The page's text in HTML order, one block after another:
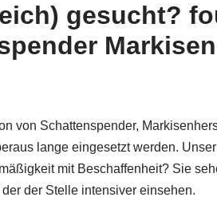
gesucht?
von Schattenspender,
lange eingesetzt werden.
mit Beschaffenheit? Sie
der Stelle intensiver einsehen.